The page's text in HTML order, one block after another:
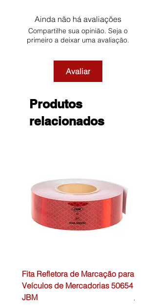
Ainda não há avaliações
Compartilhe sua opinião. Seja o
primeiro a deixar uma avaliação.
Avaliar
Produtos
relacionados
Fita Refletora de Marcação para
Veículos de Mercadorias 50654
JBM
Preço
45,00 €